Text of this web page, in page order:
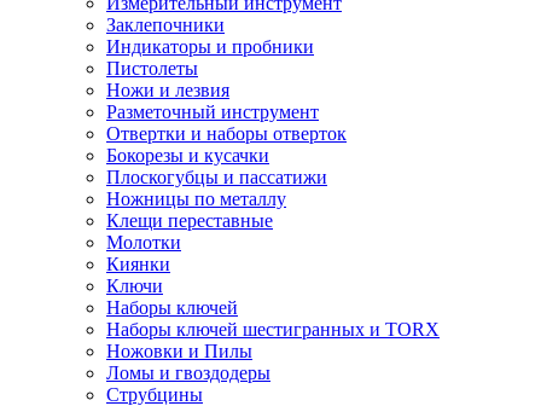
Заклепочники
Индикаторы и пробники
Пистолеты
Ножи и лезвия
Разметочный инструмент
Отвертки и наборы отверток
Бокорезы и кусачки
Плоскогубцы и пассатижи
Ножницы по металлу
Клещи переставные
Молотки
Киянки
Ключи
Наборы ключей
Наборы ключей шестигранных и TORX
Ножовки и Пилы
Ломы и гвоздодеры
Струбцины